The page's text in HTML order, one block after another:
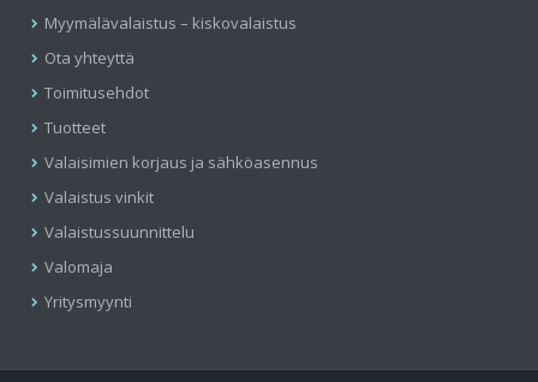
Myymälävalaistus – kiskovalaistus
Ota yhteyttä
Toimitusehdot
Tuotteet
Valaisimien korjaus ja sähköasennus
Valaistus vinkit
Valaistussuunnittelu
Valomaja
Yritysmyynti